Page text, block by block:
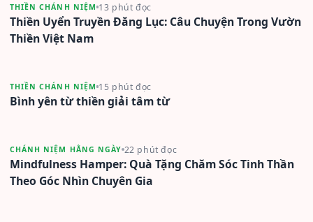
THIỀN CHÁNH NIỆM 13 phút đọc
Thiền Uyển Truyền Đăng Lục: Câu Chuyện Trong Vườn
Thiền Việt Nam
THIỀN CHÁNH NIỆM 15 phút đọc
Bình yên từ thiền giải tâm từ
CHÁNH NIỆM HẰNG NGÀY 22 phút đọc
Mindfulness Hamper: Quà Tặng Chăm Sóc Tinh Thần
Theo Góc Nhìn Chuyên Gia